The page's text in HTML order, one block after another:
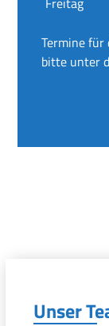
Termine
bitte unter
Unser